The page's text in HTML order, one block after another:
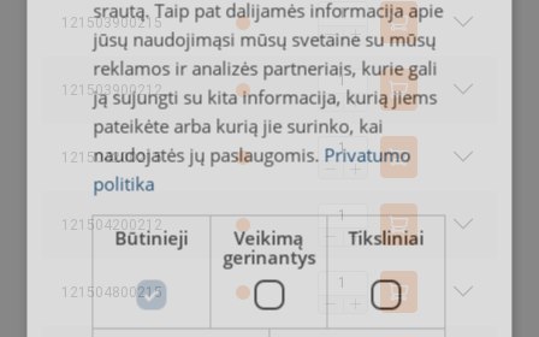
121503900215
121503900212
121504200215
121504200212
121504800215
srautą. Taip pat dalijamės informacija apie
jūsų naudojimąsi mūsų svetaine su mūsų
reklamos ir analizės partneriais, kurie gali
ją sujungti su kita informacija, kurią jiems
pateikėte arba kurią jie surinko, kai
naudojatės jų paslaugomis. Privatumo
politika
Būtinieji
Veikimą
gerinantys
Tiksliniai